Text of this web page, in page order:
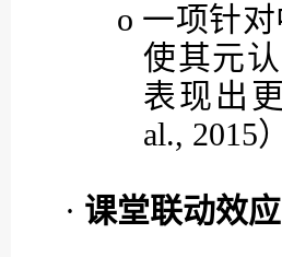
o 一项针
使其元
表现出
al., 2015
· 课堂联动效应